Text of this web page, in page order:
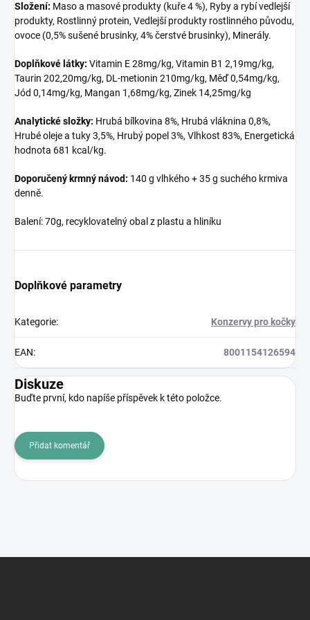
Složení: Maso a masové produkty (kuře 4 %), Ryby a rybí vedlejší
produkty, Rostlinný protein, Vedlejší produkty rostlinného původu,
ovoce (0,5% sušené brusinky, 4% čerstvé brusinky), Minerály.
Doplňkové látky: Vitamin E 28mg/kg, Vitamin B1 2,19mg/kg,
Taurin 202,20mg/kg, DL-metionin 210mg/kg, Měď 0,54mg/kg,
Jód 0,14mg/kg, Mangan 1,68mg/kg, Zinek 14,25mg/kg
Analytické složky: Hrubá bílkovina 8%, Hrubá vláknina 0,8%,
Hrubé oleje a tuky 3,5%, Hrubý popel 3%, Vlhkost 83%, Energetická
hodnota 681 kcal/kg.
Doporučený krmný návod: 140 g vlhkého + 35 g suchého krmiva
denně.
Balení: 70g, recyklovatelný obal z plastu a hliníku
Doplňkové parametry
Kategorie: Konzervy pro kočky
EAN: 8001154126594
Diskuze
Buďte první, kdo napíše příspěvek k této položce.
Přidat komentář